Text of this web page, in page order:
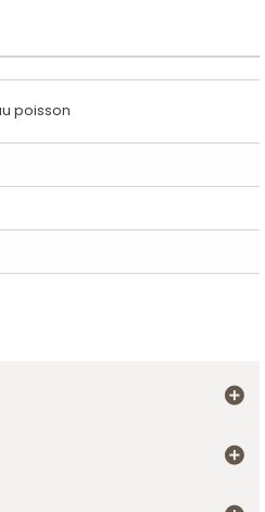
poisson